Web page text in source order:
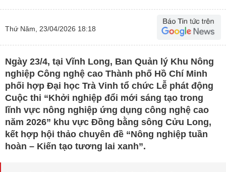
Thứ Năm, 23/04/2026 18:18
Ngày 23/4, tại Vĩnh Long, Ban Quản lý Khu Nông
nghiệp Công nghệ cao Thành phố Hồ Chí Minh
phối hợp Đại học Trà Vinh tổ chức Lễ phát động
Cuộc thi “Khởi nghiệp đổi mới sáng tạo trong
lĩnh vực nông nghiệp ứng dụng công nghệ cao
năm 2026” khu vực Đồng bằng sông Cửu Long,
kết hợp hội thảo chuyên đề “Nông nghiệp tuần
hoàn – Kiến tạo tương lai xanh”.